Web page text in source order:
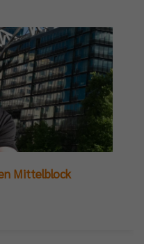
Mittelblock